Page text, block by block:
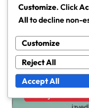
Materijali za teniske
Customize. Click
Allto decline non-
Customize
Reject All
Accept All